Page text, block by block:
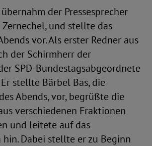
der Pressesprecher
Zernechel, und stellte das
vor. Als erster Redner aus
der Schirmherr der
SPD-Bundestagsabgeordnete
stellte Bärbel Bas, die
Abends, vor, begrüßte die
verschiedenen Fraktionen
und leitete auf das
Dabei stellte er zu Beginn